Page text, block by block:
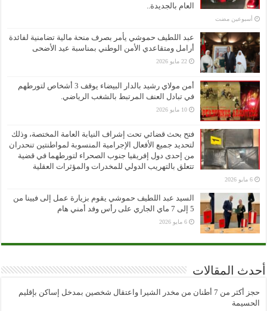
العام بالجديدة..
‏أسبوعين مضت
عبد اللطيف حموشي يأمر بصرف منحة مالية تضامنية لفائدة
أرامل ومتقاعدي الأمن الوطني بمناسبة عيد الأضحى
22 مايو 2026
أمن مولاي رشيد بالدار البيضاء يوقف 3 أشخاص لتورطهم
في تبادل العنف المرتبط بالشغب الرياضي.
10 مايو 2026
فتح بحث قضائي تحت إشراف النيابة العامة المختصة، وذلك
لتحديد جميع الأفعال الإجرامية المنسوبة لمواطنتين تنحدران
من إحدى دول إفريقيا جنوب الصحراء لتورطهما في قضية
تتعلق بالتهريب الدولي للمخدرات والمؤثرات العقلية
6 مايو 2026
السيد عبد اللطيف حموشي يقوم بزيارة عمل إلى فيينا من
5 إلى 7 ماي الجاري على رأس وفد أمني هام
6 مايو 2026
أحدث المقالات
حجز أكثر من 7 أطنان من مخدر الشيرا واعتقال شخصين بمدخل إساكن بإقليم
الحسيمة